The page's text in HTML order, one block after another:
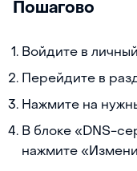
Пошагово
Войдите в
Перейдите в
Нажмите на
В блоке «DNS-
нажмите